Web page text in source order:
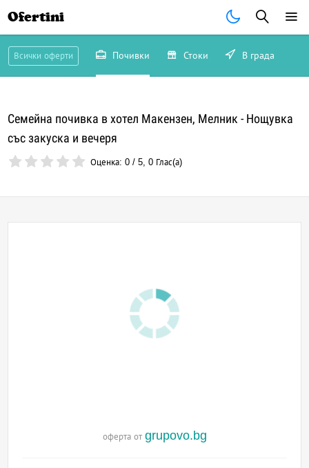
Ofertini
Всички оферти Почивки Стоки В града
Семейна почивка в хотел Макензен, Мелник - Нощувка
със закуска и вечеря
Оценка:0 /5,0 Глас(а)
оферта от grupovo.bg